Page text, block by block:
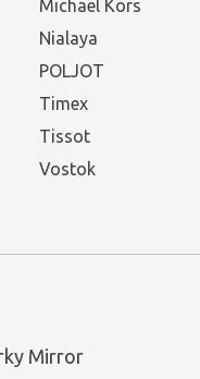
Michael Kors
Nialaya
POLJOT
Timex
Tissot
Vostok
Mirror